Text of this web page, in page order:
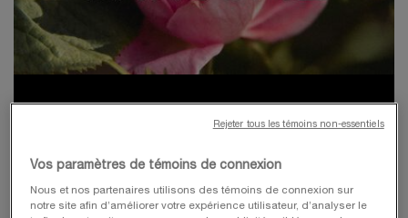
PROTECT BIODIVERSITY AT A
99 %
70 %
Vos paramètres de témoins de connexion
Nous et nos partenaires utilisons des témoins de connexion sur
notre site afin d’améliorer votre expérience utilisateur, d’analyser le
Rejeter tous les témoins non-essentiels